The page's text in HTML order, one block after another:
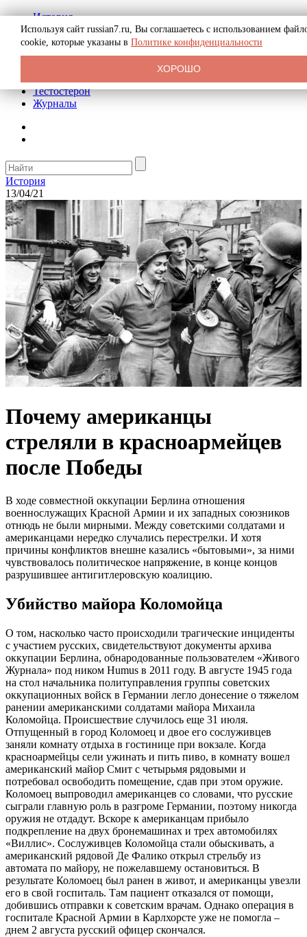
История
Биография
Криминал
Реклама на сайте
Тестостерон
Журналы
История
13/04/21
Почему американцы
стреляли в красноармейцев
после Победы
В ходе совместной оккупации Берлина отношения
военнослужащих Красной Армии и их западных союзников
отнюдь не были мирными. Между советскими солдатами и
американцами нередко случались перестрелки. И хотя
причины конфликтов внешне казались «бытовыми», за ними
чувствовалось политическое напряжение, в конце концов
разрушившее антигитлеровскую коалицию.
Убийство майора Коломойца
О том, насколько часто происходили трагические инциденты
с участием русских, свидетельствуют документы архива
оккупации Берлина, обнародованные пользователем «Живого
Журнала» под ником Humus в 2011 году. В августе 1945 года
на стол начальника политуправления группы советских
оккупационных войск в Германии легло донесение о тяжелом
ранении американскими солдатами майора Михаила
Коломойца. Происшествие случилось еще 31 июля.
Отпущенный в город Коломоец и двое его сослуживцев
заняли комнату отдыха в гостинице при вокзале. Когда
красноармейцы сели ужинать и пить пиво, в комнату вошел
американский майор Смит с четырьмя рядовыми и
потребовал освободить помещение, сдав при этом оружие.
Коломоец выпроводил американцев со словами, что русские
сыграли главную роль в разгроме Германии, поэтому никогда
оружия не отдадут. Вскоре к американцам прибыло
подкрепление на двух бронемашинах и трех автомобилях
«Виллис». Сослуживцев Коломойца стали обыскивать, а
американский рядовой Де Фалико открыл стрельбу из
автомата по майору, не пожелавшему остановиться. В
результате Коломоец был ранен в живот, и американцы увезли
его в свой госпиталь. Там пациент отказался от помощи,
добившись отправки к советским врачам. Однако операция в
госпитале Красной Армии в Карлхорсте уже не помогла –
днем 2 августа русский офицер скончался.
Используя сайт russian7.ru, Вы соглашаетесь с использованием
cookie, которые указаны в Политике конфиденциальности
ХОРОШО